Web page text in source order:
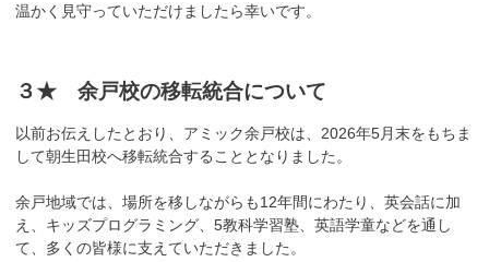
温かく見守っていただけましたら幸いです。
３★ 余戸校の移転統合について
以前お伝えしたとおり、アミック余戸校は、2026年5月末をもちま
して朝生田校へ移転統合することとなりました。
余戸地域では、場所を移しながらも12年間にわたり、英会話に加
え、キッズプログラミング、5教科学習塾、英語学童などを通し
て、多くの皆様に支えていただきました。